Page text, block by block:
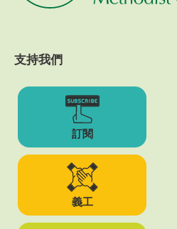
支持我們
訂閱
義工